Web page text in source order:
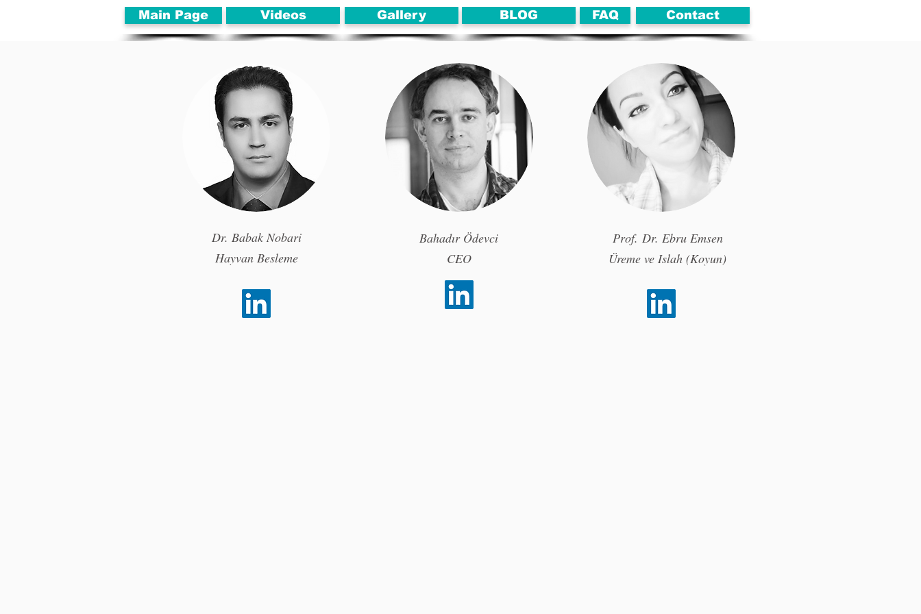
Main Page Videos Gallery BLOG FAQ Contact
Dr. Babak Nobari
Hayvan Besleme
Bahadır Ödevci
CEO
Prof. Dr. Ebru Emsen
Üreme ve Islah (Koyun)